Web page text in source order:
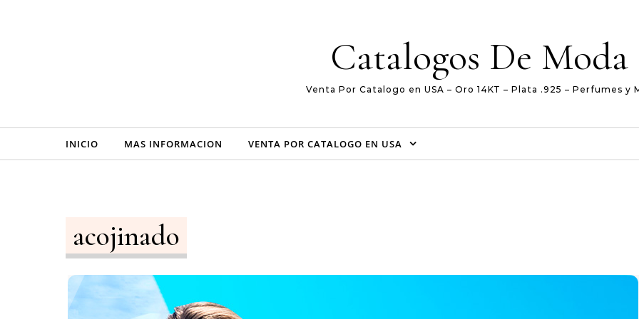
Catalogos De Moda
Venta Por Catalogo en USA – Oro 14KT – Plata .925 – Perfumes y
INICIO MAS INFORMACION VENTA POR CATALOGO EN USA
acojinado